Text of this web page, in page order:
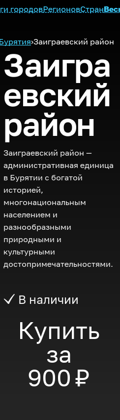
городовРегионовСтран
›Заиграевский район
Заигра
евский
район
Заиграевский район —
административная единица
в Бурятии с богатой
историей,
многонациональным
населением и
разнообразными
природными и
культурными
достопримечательностями.
В наличии
Купить
за
900 ₽